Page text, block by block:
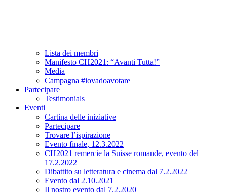
Lista dei membri
Manifesto CH2021: “Avanti Tutta!”
Media
Campagna #iovadoavotare
Partecipare
Testimonials
Eventi
Cartina delle iniziative
Partecipare
Trovare l’ispirazione
Evento finale, 12.3.2022
CH2021 remercie la Suisse romande, evento del
17.2.2022
Dibattito su letteratura e cinema dal 7.2.2022
Evento dal 2.10.2021
Il nostro evento dal 7.2.2020